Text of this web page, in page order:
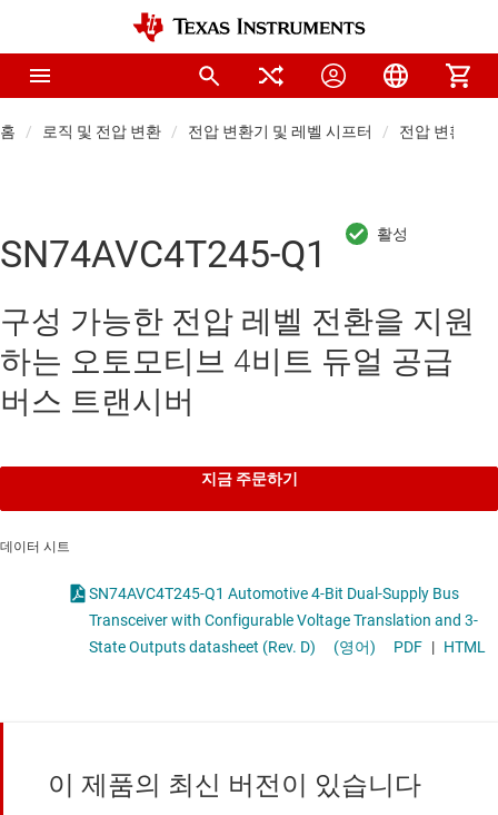
홈 로직 및 전압 변환 전압 변환기 및 레벨 시프터 전압 변환기
SN74AVC4T245-Q1
구성 가능한 전압 레벨 전환을 지원
하는 오토모티브 4비트 듀얼 공급
버스 트랜시버
지금 주문하기
데이터 시트
SN74AVC4T245-Q1 Automotive 4-Bit Dual-Supply Bus
Transceiver with Configurable Voltage Translation and 3-
State Outputs datasheet (Rev. D)
(영어) PDF | HTML
이 제품의 최신 버전이 있습니다